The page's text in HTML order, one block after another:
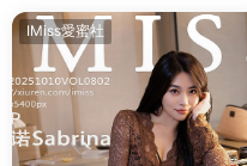
IMiss愛蜜社